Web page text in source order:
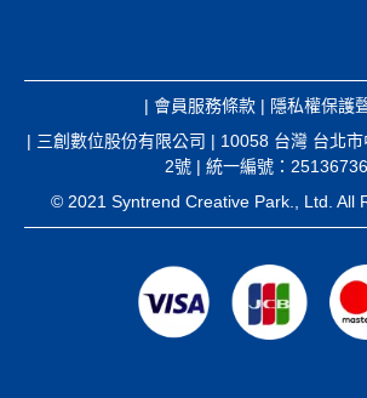
| 會員服務條款 | 隱私權保護
| 三創數位股份有限公司 | 10058 台灣 台北
2號 | 統一編號：
© 2021 Syntrend Creative Park., Ltd. All